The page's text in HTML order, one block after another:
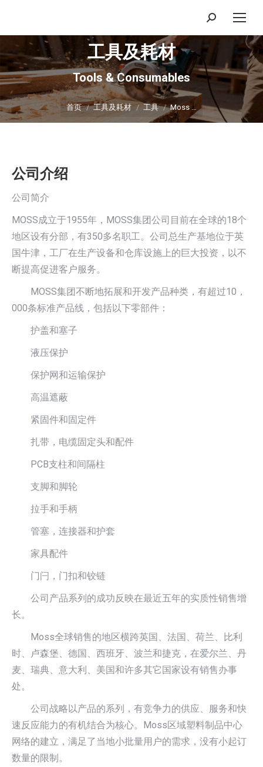
搜
索：
工具及耗材
Tools & Consumables
你在这里：
首页 工具及耗材 工具 Moss …
公司介绍
公司简介
MOSS成立于1955年，MOSS集团公司目前在全球的18个
地区设有分部，有350多名职工。公司总生产基地位于英
国牛津，工厂在生产设备和仓库设施上的巨大投资，以不
断提高促进客户服务。
MOSS集团不断地拓展和开发产品种类，有超过10，
000条标准产品线，包括以下零部件：
护盖和塞子
液压保护
保护网和运输保护
高温遮蔽
紧固件和固定件
扎带，电缆固定头和配件
PCB支柱和间隔柱
支脚和脚轮
拉手和手柄
管塞，连接器和护套
家具配件
门闩，门扣和铰链
公司产品系列的成功反映在最近五年的实质性销售增
长。
Moss全球销售的地区横跨英国、法国、荷兰、比利
时、卢森堡、德国、西班牙、波兰和捷克，在爱尔兰、丹
麦、瑞典、意大利、美国和许多其它国家设有销售办事
处。
公司战略以产品的系列，有竞争力的供应、服务和快
速反应能力的有机结合为核心。Moss区域塑料制品中心
网络的建立，满足了当地小批量用户的需求，没有小起订
数量的限制。